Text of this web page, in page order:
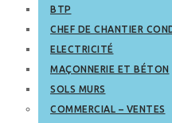
BTP
CHEF DE CHANTIER
ELECTRICITÉ
MAÇONNERIE ET BÉTON
SOLS MURS
COMMERCIAL – VENTES